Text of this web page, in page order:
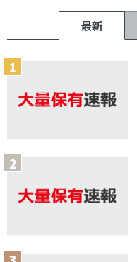
最新